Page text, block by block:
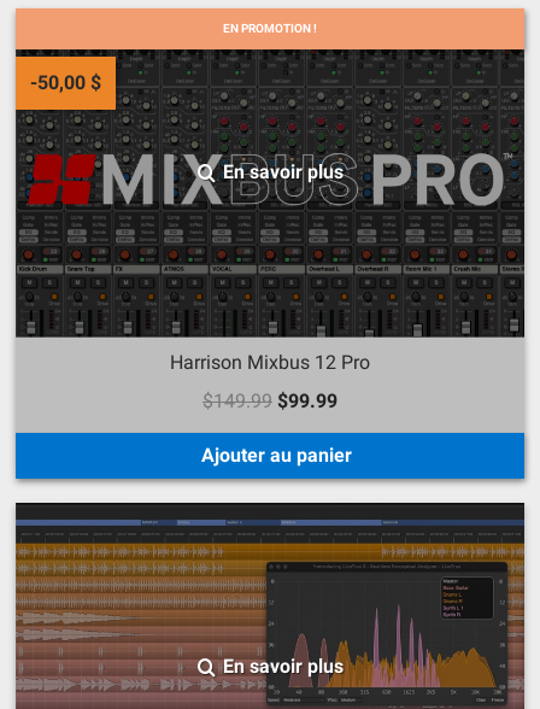
En savoir plus
Harrison Mixbus 12 Pro
$149.99 $99.99
Ajouter au panier
EN PROMOTION !
-50,00 $
En savoir plus